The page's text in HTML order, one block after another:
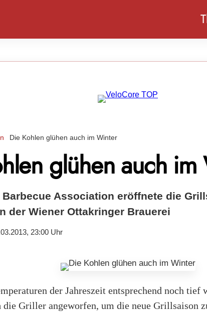
Die Kohlen glühen auch im Winter
glühen auch
Barbecue Association eröffnete die
der Wiener Ottakringer Brauerei
23:00 Uhr
der Jahreszeit entsprechend noch
die Griller angeworfen, um die neue Grillsaison